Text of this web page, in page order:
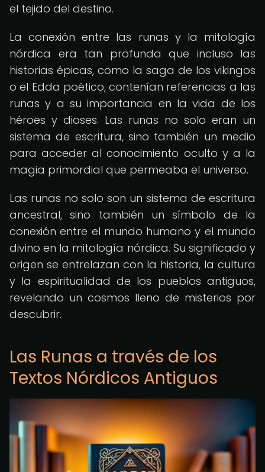
el tejido del destino.
La conexión entre las runas y la mitología
nórdica era tan profunda que incluso las
historias épicas, como la saga de los vikingos
o el Edda poético, contenían referencias a las
runas y a su importancia en la vida de los
héroes y dioses. Las runas no solo eran un
sistema de escritura, sino también un medio
para acceder al conocimiento oculto y a la
magia primordial que permeaba el universo.
Las runas no solo son un sistema de escritura
ancestral, sino también un símbolo de la
conexión entre el mundo humano y el mundo
divino en la mitología nórdica. Su significado y
origen se entrelazan con la historia, la cultura
y la espiritualidad de los pueblos antiguos,
revelando un cosmos lleno de misterios por
descubrir.
Las Runas a través de los
Textos Nórdicos Antiguos